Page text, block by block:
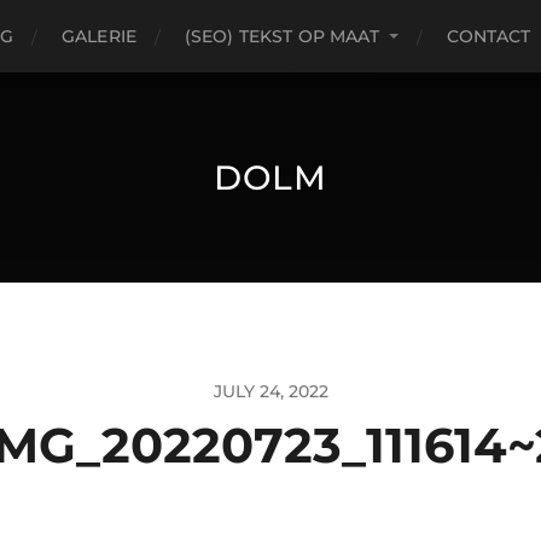
GALERIE (SEO) TEKST OP MAAT CONTACT
DOLM
JULY 24, 2022